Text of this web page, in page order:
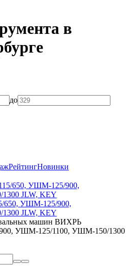
в
до
РейтингНовинки
650, УШМ-125/900,
JLW, KEY
машин ВИХРЬ
УШМ-125/1100​, УШМ-150/1300​